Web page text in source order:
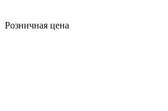
Розничная цена